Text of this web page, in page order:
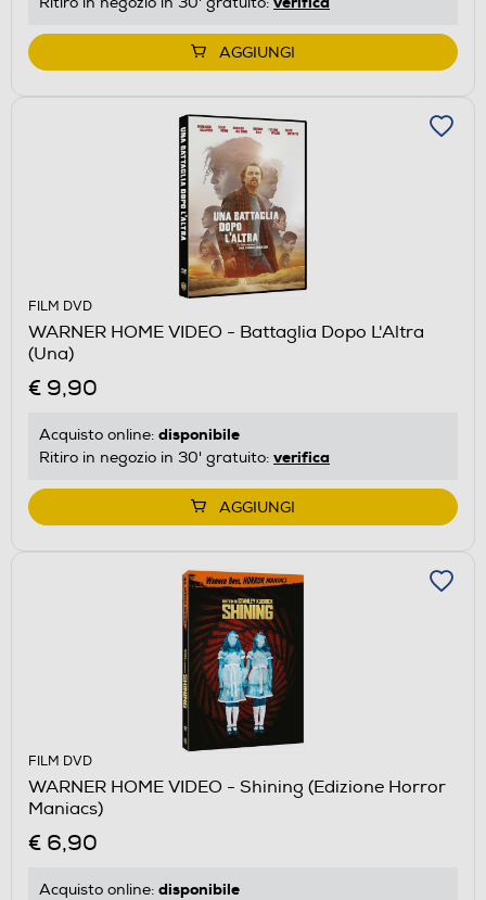
AGGIUNGI
FILM DVD
WARNER HOME VIDEO - Battaglia Dopo L'Altra
(Una)
€ 9,90
Acquisto online: disponibile
Ritiro in negozio in 30' gratuito: verifica
AGGIUNGI
FILM DVD
WARNER HOME VIDEO - Shining (Edizione Horror
Maniacs)
€ 6,90
Acquisto online: disponibile